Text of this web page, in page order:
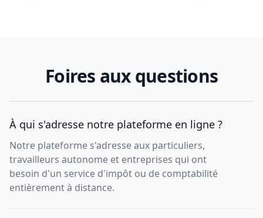
Foires aux questions
À qui s'adresse notre plateforme en ligne ?
Notre plateforme s'adresse aux particuliers,
travailleurs autonome et entreprises qui ont
besoin d'un service d'impôt ou de comptabilité
entièrement à distance.